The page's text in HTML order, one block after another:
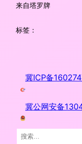
来自塔罗牌
标签：
冀ICP备
冀公网安备